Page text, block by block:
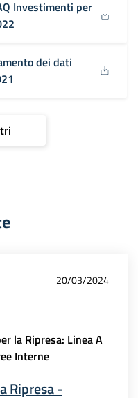
Investimenti per
dei dati
20/03/2024
la Ripresa: Linea A
Interne
Ripresa -